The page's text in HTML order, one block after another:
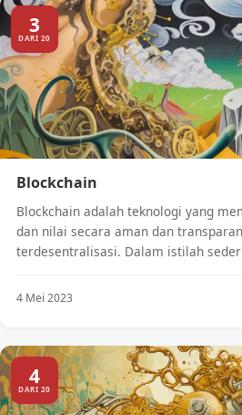
3
DARI 20
Blockchain
Blockchain adalah teknologi yang
dan nilai secara aman dan
terdesentralisasi. Dalam istilah
4 Mei 2023
4
DARI 20